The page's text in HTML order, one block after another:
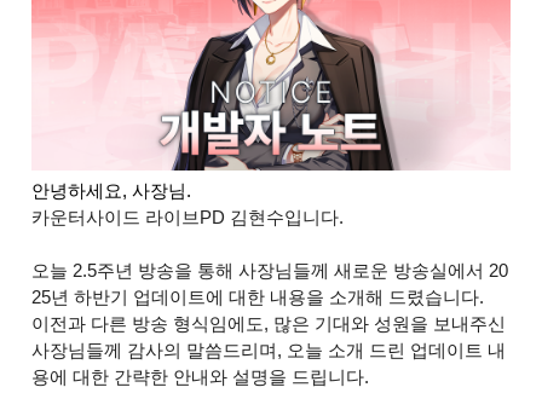
안녕하세요, 사장님.
카운터사이드 라이브PD 김현수입니다.
오늘 2.5주년 방송을 통해 사장님들께 새로운 방송실에서 20
25년 하반기 업데이트에 대한 내용을 소개해 드렸습니다.
이전과 다른 방송 형식임에도, 많은 기대와 성원을 보내주신
사장님들께 감사의 말씀드리며, 오늘 소개 드린 업데이트 내
용에 대한 간략한 안내와 설명을 드립니다.